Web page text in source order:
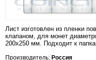
Лист изготовлен из пленки
клапаном, для монет
200x250 мм. Подходит к
Производитель: Россия